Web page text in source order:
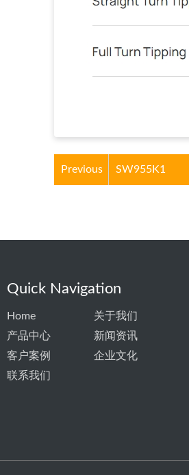
Previous SW955K1
Quick Navigation
Home
关于我们
产品中心
新闻资讯
客户案例
企业文化
联系我们